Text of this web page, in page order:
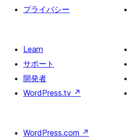
プライバシー
Learn
サポート
開発者
WordPress.tv ↗
WordPress.com ↗